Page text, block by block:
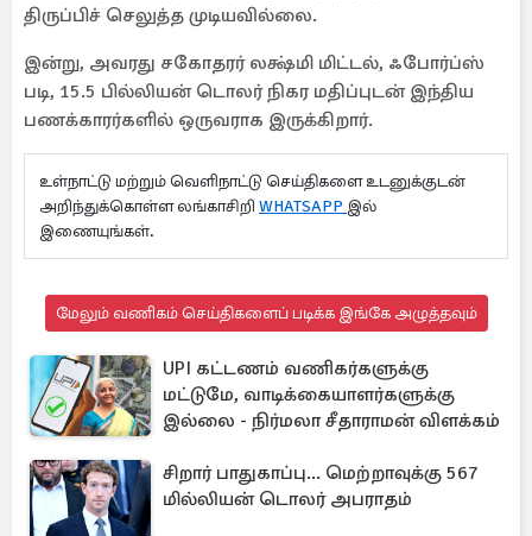
திருப்பிச் செலுத்த முடியவில்லை.
இன்று, அவரது சகோதரர் லக்ஷ்மி மிட்டல், ஃபோர்ப்ஸ்
படி, 15.5 பில்லியன் டொலர் நிகர மதிப்புடன் இந்திய
பணக்காரர்களில் ஒருவராக இருக்கிறார்.
உள்நாட்டு மற்றும் வெளிநாட்டு செய்திகளை உடனுக்குடன்
அறிந்துக்கொள்ள லங்காசிறி WHATSAPP இல்
இணையுங்கள்.
மேலும் வணிகம் செய்திகளைப் படிக்க இங்கே அழுத்தவும்
UPI கட்டணம் வணிகர்களுக்கு
மட்டுமே, வாடிக்கையாளர்களுக்கு
இல்லை - நிர்மலா சீதாராமன் விளக்கம்
சிறார் பாதுகாப்பு... மெற்றாவுக்கு 567
மில்லியன் டொலர் அபராதம்